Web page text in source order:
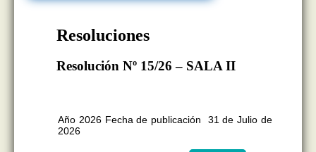
Resoluciones
Resolución Nº 15/26 – SALA II
Año 2026 Fecha de publicación 31 de Julio de
2026